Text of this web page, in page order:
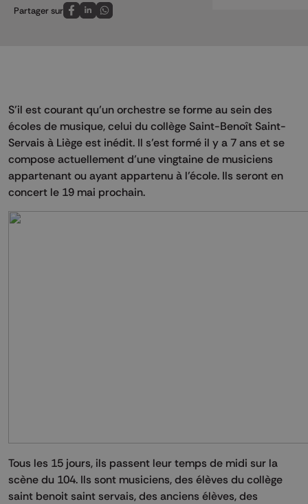
Partager sur
Partagez sur FaceBook
Partagez sur LinkedIn
Partagez sur Whatsapp
S’il est courant qu’un orchestre se forme au sein des
écoles de musique, celui du collège Saint-Benoît Saint-
Servais à Liège est inédit. Il s’est formé il y a 7 ans et se
compose actuellement d’une vingtaine de musiciens
appartenant ou ayant appartenu à l’école. Ils seront en
concert le 19 mai prochain.
Tous les 15 jours, ils passent leur temps de midi sur la
scène du 104. Ils sont musiciens, des élèves du collège
saint benoit saint servais, des anciens élèves, des